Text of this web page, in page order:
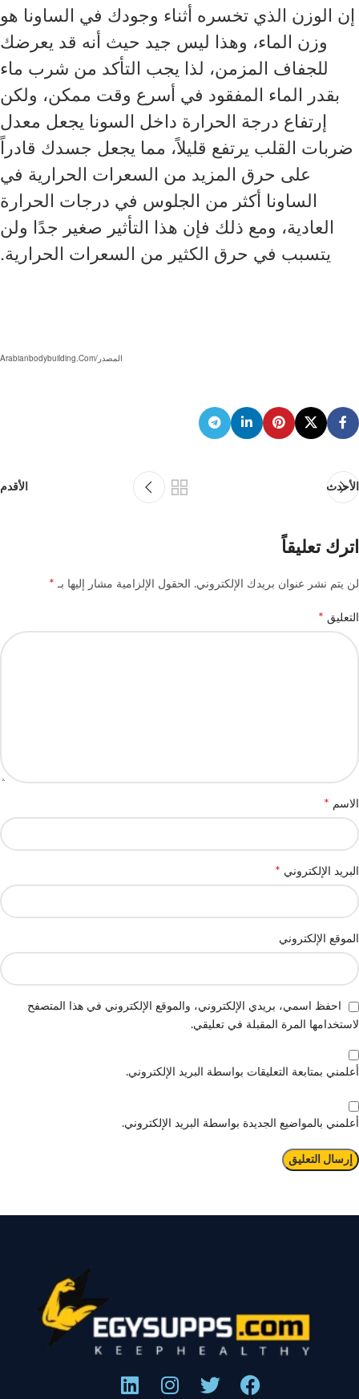
إن الوزن الذي تخسره أثناء وجودك في الساونا هو
وزن الماء، وهذا ليس جيد حيث أنه قد يعرضك
للجفاف المزمن، لذا يجب التأكد من شرب ماء
بقدر الماء المفقود في أسرع وقت ممكن، ولكن
إرتفاع درجة الحرارة داخل السونا يجعل معدل
ضربات القلب يرتفع قليلاً، مما يجعل جسدك قادراً
على حرق المزيد من السعرات الحرارية في
الساونا أكثر من الجلوس في درجات الحرارة
العادية، ومع ذلك فإن هذا التأثير صغير جدًا ولن
يتسبب في حرق الكثير من السعرات الحرارية.
المصدر/arabianbodybuilding.com
الأحدث الأقدم
اترك تعليقاً
لن يتم نشر عنوان بريدك الإلكتروني. الحقول الإلزامية مشار إليها بـ *
التعليق *
الاسم *
البريد الإلكتروني *
الموقع الإلكتروني
احفظ اسمي، بريدي الإلكتروني، والموقع الإلكتروني في هذا المتصفح
لاستخدامها المرة المقبلة في تعليقي.
أعلمني بمتابعة التعليقات بواسطة البريد الإلكتروني.
أعلمني بالمواضيع الجديدة بواسطة البريد الإلكتروني.